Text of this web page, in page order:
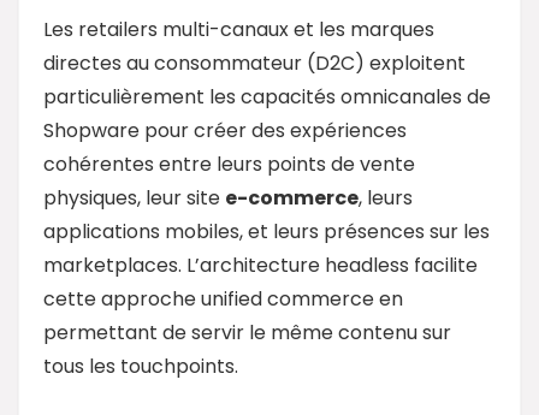
Les retailers multi-canaux et les marques
directes au consommateur (D2C) exploitent
particulièrement les capacités omnicanales de
Shopware pour créer des expériences
cohérentes entre leurs points de vente
physiques, leur site e-commerce, leurs
applications mobiles, et leurs présences sur les
marketplaces. L’architecture headless facilite
cette approche unified commerce en
permettant de servir le même contenu sur
tous les touchpoints.